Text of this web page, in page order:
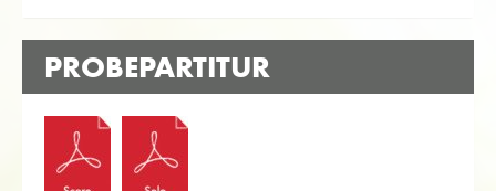
PROBEPARTITUR